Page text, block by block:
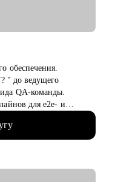
обеспечения.
и тим-лида QA-команды.
для e2e- и
более 30